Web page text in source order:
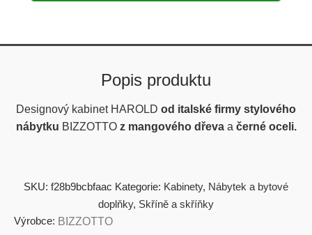
Popis produktu
Designový kabinet HAROLD od italské firmy stylového
nábytku BIZZOTTO z mangového dřeva a černé oceli.
SKU: f28b9bcbfaac Kategorie: Kabinety, Nábytek a bytové
doplňky, Skříně a skříňky
Výrobce: BIZZOTTO